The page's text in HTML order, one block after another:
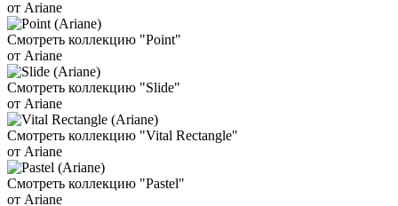
от Ariane
Смотреть коллекцию "Point"
от Ariane
Смотреть коллекцию "Slide"
от Ariane
Смотреть коллекцию "Vital Rectangle"
от Ariane
Смотреть коллекцию "Pastel"
от Ariane